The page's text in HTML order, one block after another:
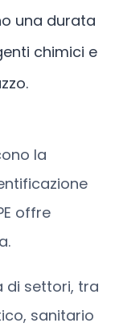
una durata
chimici e
la
offre
di settori, tra
sanitario